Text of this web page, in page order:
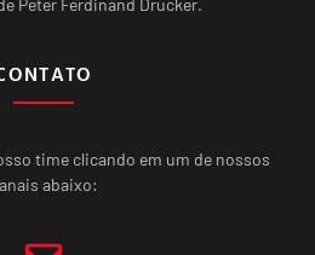
Peter Ferdinand Drucker.
time clicando em um de nossos
abaixo: